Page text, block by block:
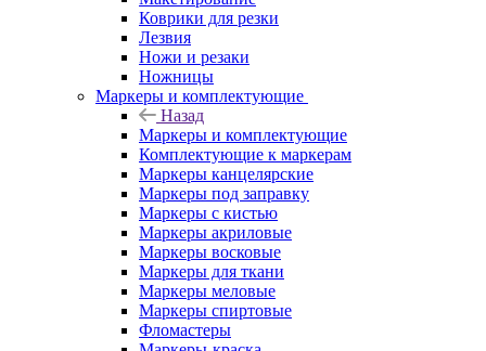
Коврики для резки
Лезвия
Ножи и резаки
Ножницы
Маркеры и комплектующие
Назад
Маркеры и комплектующие
Комплектующие к маркерам
Маркеры канцелярские
Маркеры под заправку
Маркеры с кистью
Маркеры акриловые
Маркеры восковые
Маркеры для ткани
Маркеры меловые
Маркеры спиртовые
Фломастеры